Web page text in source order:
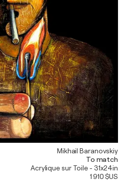
Mikhail Baranovskiy
To match
Acrylique sur Toile - 31x24in
1 910 $US